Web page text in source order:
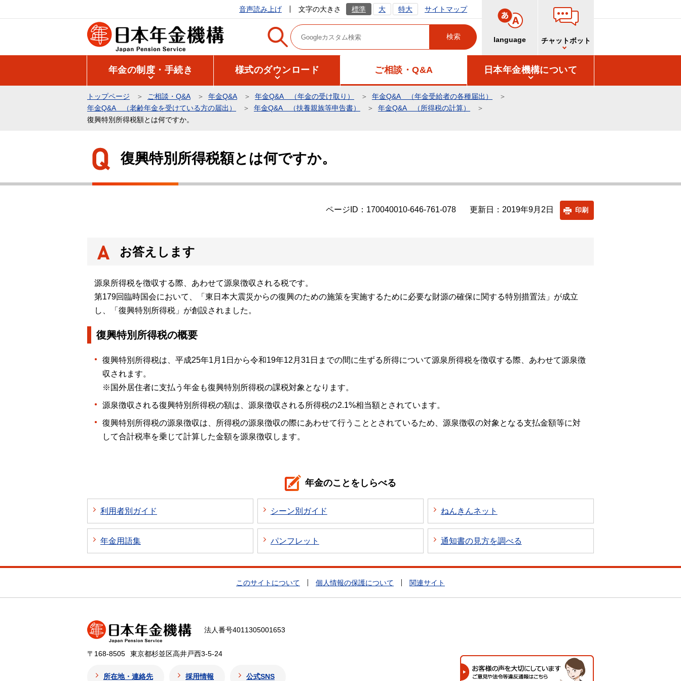
の
音声読み上げ 文字の大きさ 標準 大 特大 サイトマップ
language チャットボット
年金の制度・手続き 様式のダウンロード ご相談・Q&A 日本年金機構について
トップページ ご相談・Q&A 年金Q&A 年金Q&A （年金の受け取り）
年金Q&A （年金受給者の各種届出）
年金Q&A （老齢年金を受けている方の届出）
年金Q&A （扶養親族等申告書）
年金Q&A （所得税の計算）
復興特別所得税額とは何ですか。
復興特別所得税額とは何ですか。
ページID：170040010-646-761-078 更新日：2019年9月2日 印刷
お答えします
源泉所得税を徴収する際、あわせて源泉徴収される税です。
第179回臨時国会において、「東日本大震災からの復興のための施策を実施するために必要な財源の確保に関する特別措置法」が成立
し、「復興特別所得税」が創設されました。
復興特別所得税の概要
復興特別所得税は、平成25年1月1日から令和19年12月31日までの間に生ずる所得について源泉所得税を徴収する際、あわせて源泉徴
収されます。
※国外居住者に支払う年金も復興特別所得税の課税対象となります。
源泉徴収される復興特別所得税の額は、源泉徴収される所得税の2.1%相当額とされています。
復興特別所得税の源泉徴収は、所得税の源泉徴収の際にあわせて行うこととされているため、源泉徴収の対象となる支払金額等に対
して合計税率を乗じて計算した金額を源泉徴収します。
年金のことをしらべる
利用者別ガイド シーン別ガイド ねんきんネット
年金用語集 パンフレット 通知書の見方を調べる
このサイトについて 個人情報の保護について 関連サイト
法人番号4011305001653
〒168-8505 東京都杉並区高井戸西3-5-24
所在地・連絡先 採用情報 公式SNS